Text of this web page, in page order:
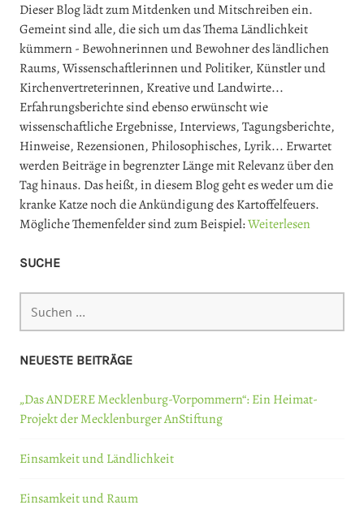
Dieser Blog lädt zum Mitdenken und Mitschreiben ein.
Gemeint sind alle, die sich um das Thema Ländlichkeit
kümmern - Bewohnerinnen und Bewohner des ländlichen
Raums, Wissenschaftlerinnen und Politiker, Künstler und
Kirchenvertreterinnen, Kreative und Landwirte...
Erfahrungsberichte sind ebenso erwünscht wie
wissenschaftliche Ergebnisse, Interviews, Tagungsberichte,
Hinweise, Rezensionen, Philosophisches, Lyrik... Erwartet
werden Beiträge in begrenzter Länge mit Relevanz über den
Tag hinaus. Das heißt, in diesem Blog geht es weder um die
kranke Katze noch die Ankündigung des Kartoffelfeuers.
Mögliche Themenfelder sind zum Beispiel:Weiterlesen
SUCHE
nach:
NEUESTE BEITRÄGE
„Das ANDERE Mecklenburg-Vorpommern“: Ein Heimat-
Projekt der Mecklenburger AnStiftung
Einsamkeit und Ländlichkeit
Einsamkeit und Raum